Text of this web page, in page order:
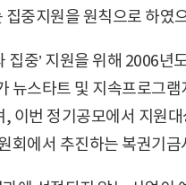
중지원을 원칙으로 하
집중’ 지원을 위해 2006
뉴스타트 및 지속프로그
이번 정기공모에서 지원
회에서 추진하는 복권기